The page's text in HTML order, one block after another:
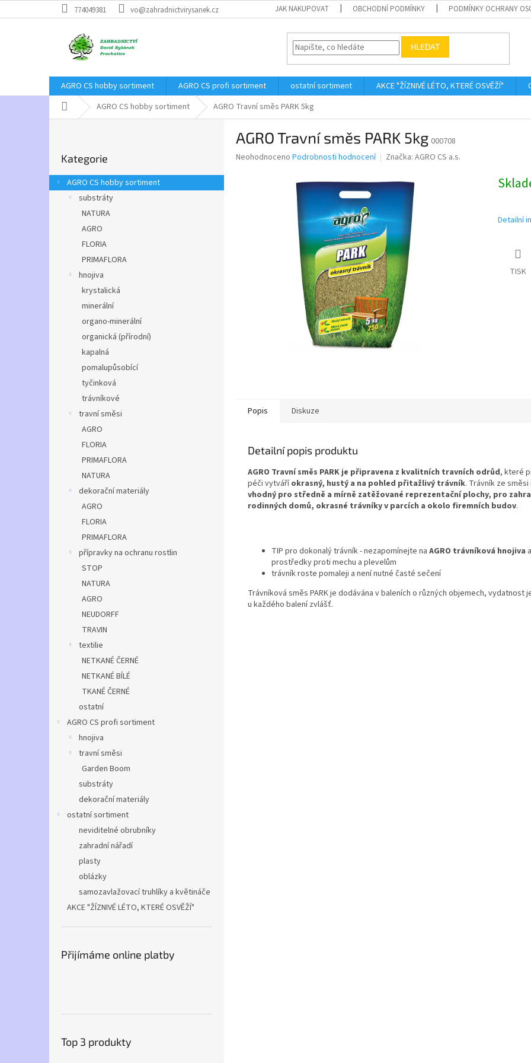
na
774049381 vo@zahradnictvirysanek.cz JAK NAKUPOVAT OBCHODNÍ PODMÍNKY PODMÍNKY OCHRANY
HLEDAT
AGRO CS hobby sortiment AGRO CS profi sortiment ostatní sortiment AKCE "ŽÍZNIVÉ LÉTO, KTERÉ OSVĚŽÍ"
Domů AGRO CS hobby sortiment AGRO Travní směs PARK 5kg
r
a
kategorie
Kategorie
AGRO CS hobby sortiment
substráty
NATURA
AGRO
FLORIA
PRIMAFLORA
hnojiva
krystalická
minerální
organo-minerální
organická (přírodní)
kapalná
pomalupůsobící
tyčinková
trávníkové
travní směsi
AGRO
FLORIA
PRIMAFLORA
NATURA
dekorační materiály
AGRO
FLORIA
PRIMAFLORA
přípravky na ochranu rostlin
STOP
NATURA
AGRO
NEUDORFF
TRAVIN
textilie
NETKANÉ ČERNÉ
NETKANÉ BÍLÉ
TKANÉ ČERNÉ
ostatní
AGRO CS profi sortiment
hnojiva
travní směsi
Garden Boom
substráty
dekorační materiály
ostatní sortiment
neviditelné obrubníky
zahradní nářadí
plasty
oblázky
samozavlažovací truhlíky a květináče
AKCE "ŽÍZNIVÉ LÉTO, KTERÉ OSVĚŽÍ"
Přijímáme online platby
Top 3 produkty
AGRO Travní směs PARK 5kg 000708
Průměrné
Neohodnoceno Podrobnosti hodnocení Značka: AGRO CS a.s.
Detailní
TISK
Popis Diskuze
Detailní popis produktu
AGRO Travní směs PARK je připravena z kvalitních travních odrůd, které
péči vytváříokrasný, hustý a na pohled přitažlivý trávník. Trávník ze směsi
vhodný pro středně a mírně zatěžované reprezentační plochy, pro
rodinných domů, okrasné trávníky v parcích a okolo firemních budov.
TIP pro dokonalý trávník - nezapomínejte na AGRO trávníková hnojiva a
prostředky proti mechu a plevelům
trávník roste pomaleji a není nutné časté sečení
Trávníková směs PARK je dodávána v baleních o různých objemech, vydatnost
u každého balení zvlášť.